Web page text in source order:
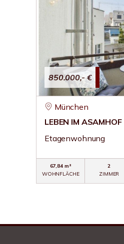
850.000,- €
München
LEBEN IM
Etagenwohnung
67,84 m²
WOHNFLÄCHE
2
ZIMMER